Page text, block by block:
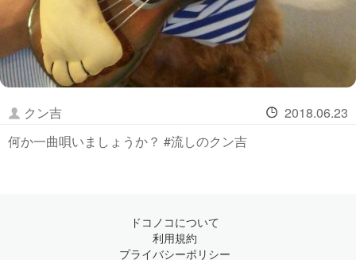
クン吉
2018.06.23
何か一曲唄いましょうか？ #流しのクン吉
ドコノコについて
利用規約
プライバシーポリシー